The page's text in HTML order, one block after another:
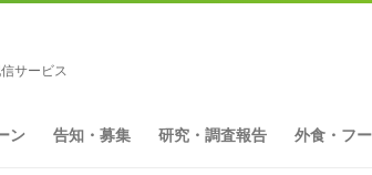
サービス
ン 告知・募集 研究・調査報告 外食・フ